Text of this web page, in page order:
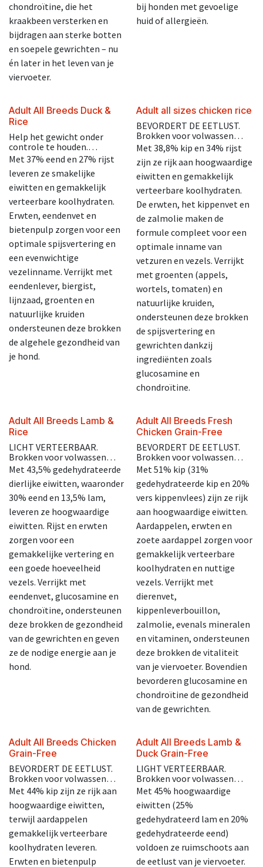
chondroïtine, die het
kraakbeen versterken en
bijdragen aan sterke botten
en soepele gewrichten – nu
én later in het leven van je
viervoeter.
bij honden met gevoelige
huid of allergieën.
Adult All Breeds Duck &
Rice
Help het gewicht onder
controle te houden.
Brokken voor volwassen
honden met overgewicht
vanaf 12 maanden,
middelgrote en grote rassen.
Met 37% eend en 27% rijst
leveren ze smakelijke
eiwitten en gemakkelijk
verteerbare koolhydraten.
Erwten, eendenvet en
bietenpulp zorgen voor een
optimale spijsvertering en
een evenwichtige
vezelinname. Verrijkt met
eendenlever, biergist,
lijnzaad, groenten en
natuurlijke kruiden
ondersteunen deze brokken
de algehele gezondheid van
je hond.
Adult all sizes chicken rice
BEVORDERT DE EETLUST.
Brokken voor volwassen
honden vanaf 12 maanden,
middelgrote en grote rassen.
Met 38,8% kip en 34% rijst
zijn ze rijk aan hoogwaardige
eiwitten en gemakkelijk
verteerbare koolhydraten.
De erwten, het kippenvet en
de zalmolie maken de
formule compleet voor een
optimale inname van
vetzuren en vezels. Verrijkt
met groenten (appels,
wortels, tomaten) en
natuurlijke kruiden,
ondersteunen deze brokken
de spijsvertering en
gewrichten dankzij
ingrediënten zoals
glucosamine en
chondroïtine.
Adult All Breeds Lamb &
Rice
LICHT VERTEERBAAR.
Brokken voor volwassen
honden vanaf 12 maanden,
middelgrote en grote rassen.
Met 43,5% gedehydrateerde
dierlijke eiwitten, waaronder
30% eend en 13,5% lam,
leveren ze hoogwaardige
eiwitten. Rijst en erwten
zorgen voor een
gemakkelijke vertering en
een goede hoeveelheid
vezels. Verrijkt met
eendenvet, glucosamine en
chondroïtine, ondersteunen
deze brokken de gezondheid
van de gewrichten en geven
ze de nodige energie aan je
hond.
Adult All Breeds Fresh
Chicken Grain-Free
BEVORDERT DE EETLUST.
Brokken voor volwassen
honden vanaf 12 maanden,
middelgrote en grote rassen.
Met 51% kip (31%
gedehydrateerde kip en 20%
vers kippenvlees) zijn ze rijk
aan hoogwaardige eiwitten.
Aardappelen, erwten en
zoete aardappel zorgen voor
gemakkelijk verteerbare
koolhydraten en nuttige
vezels. Verrijkt met
dierenvet,
kippenleverbouillon,
zalmolie, evenals mineralen
en vitaminen, ondersteunen
deze brokken de vitaliteit
van je viervoeter. Bovendien
bevorderen glucosamine en
chondroïtine de gezondheid
van de gewrichten.
Adult All Breeds Chicken
Grain-Free
BEVORDERT DE EETLUST.
Brokken voor volwassen
honden vanaf 12 maanden,
middelgrote en grote rassen.
Met 44% kip zijn ze rijk aan
hoogwaardige eiwitten,
terwijl aardappelen
gemakkelijk verteerbare
koolhydraten leveren.
Erwten en bietenpulp
Adult All Breeds Lamb &
Duck Grain-Free
LIGHT VERTEERBAAR.
Brokken voor volwassen
honden vanaf 12 maanden,
voor middelgrote en grote
rassen, ontwikkeld om een
goede spijsvertering te
ondersteunen en de
huidgezondheid te
verbeteren.
Met 45% hoogwaardige
eiwitten (25%
gedehydrateerd lam en 20%
gedehydrateerde eend)
voldoen ze ruimschoots aan
de eetlust van je viervoeter.